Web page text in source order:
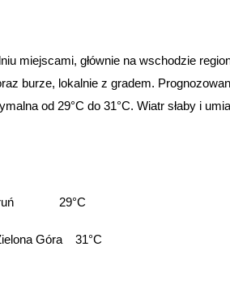
miejscami, głównie na wschodzie
burze, lokalnie z gradem.
od 29°C do 31°C. Wiatr słaby i
29°C
Góra 31°C